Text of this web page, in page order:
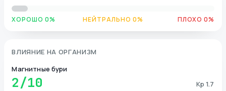
ХОРОШО 0% НЕЙТРАЛЬНО 0% ПЛОХО 0%
ВЛИЯНИЕ НА ОРГАНИЗМ
Магнитные бури
2/10 Kp 1.7